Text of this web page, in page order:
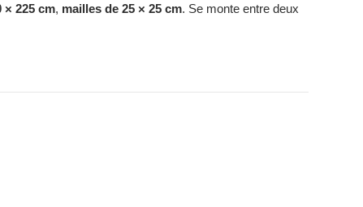
× 225 cm, mailles de 25 × 25 cm. Se monte entre deux